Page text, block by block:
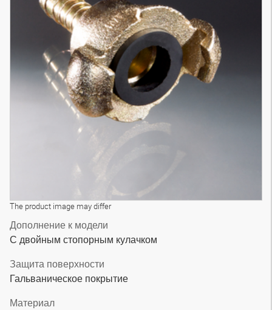
The product image may differ
Дополнение к модели
С двойным стопорным кулачком
Защита поверхности
Гальваническое покрытие
Материал